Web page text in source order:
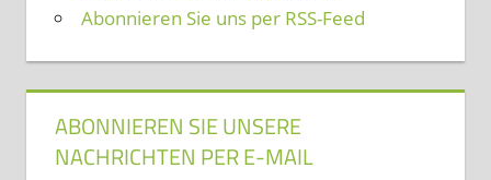
Abonnieren Sie uns per RSS-Feed
ABONNIEREN SIE UNSERE
NACHRICHTEN PER E-MAIL